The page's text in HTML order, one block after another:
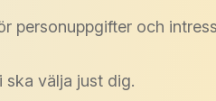
personuppgifter och
välja just dig.